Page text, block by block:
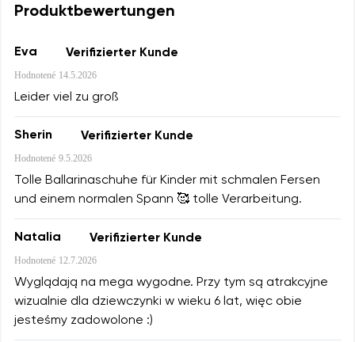
Produktbewertungen
Eva Verifizierter Kunde
Hodnotené 14.5.2026
Leider viel zu groß
Sherin Verifizierter Kunde
Hodnotené 9.5.2026
Tolle Ballarinaschuhe für Kinder mit schmalen Fersen
und einem normalen Spann 🥰 tolle Verarbeitung.
Natalia Verifizierter Kunde
Hodnotené 12.7.2026
Wyglądają na mega wygodne. Przy tym są atrakcyjne
wizualnie dla dziewczynki w wieku 6 lat, więc obie
jesteśmy zadowolone :)